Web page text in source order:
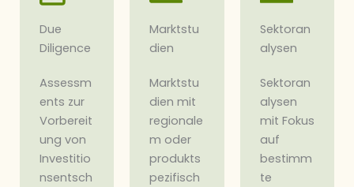
Due
Diligence
Assessm
ents zur
Vorbereit
ung von
Investitio
nsentsch
Marktstu
dien
Marktstu
dien mit
regionale
m oder
produkts
pezifisch
Sektoran
alysen
Sektoran
alysen
mit Fokus
auf
bestimm
te